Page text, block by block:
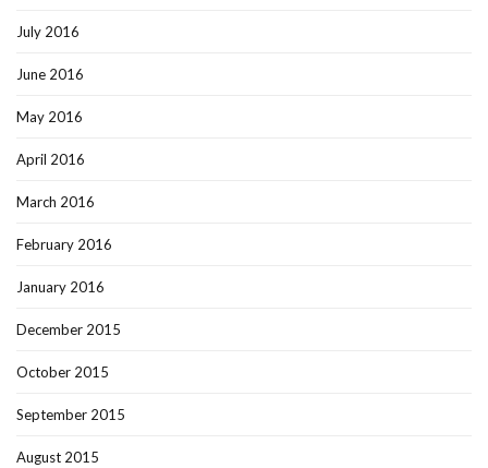
July 2016
June 2016
May 2016
April 2016
March 2016
February 2016
January 2016
December 2015
October 2015
September 2015
August 2015